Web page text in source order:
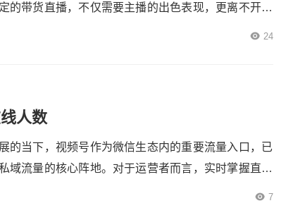
的带货直播，不仅需要主播的出色表现，更离不开专
24
人数
的当下，视频号作为微信生态内的重要流量入口，已
域流量的核心阵地。对于运营者而言，实时掌握直播
7